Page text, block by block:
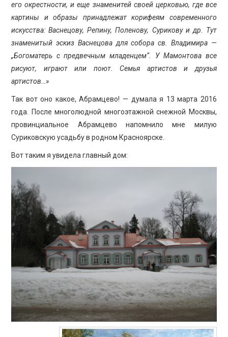
его окрестности, и еще знаменитей своей церковью, где все
картины и образы принадлежат корифеям современного
искусства: Васнецову, Репину, Поленову, Сурикову и др. Тут
знаменитый эскиз Васнецова для собора св. Владимира —
„Богоматерь с предвечным младенцем“. У Мамонтова все
рисуют, играют или поют. Семья артистов и друзья
артистов…»
Так вот оно какое, Абрамцево! — думала я 13 марта 2016
года. После многолюдной многоэтажной снежной Москвы,
провинциальное Абрамцево напомнило мне милую
Суриковскую усадьбу в родном Красноярске.
Вот таким я увидела главный дом: